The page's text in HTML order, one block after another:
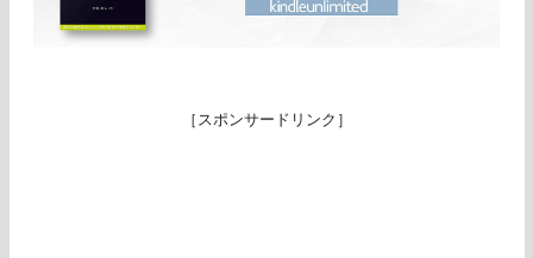
［スポンサードリンク］